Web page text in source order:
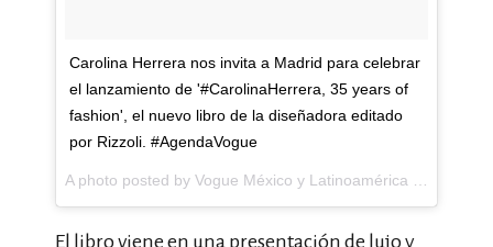
Carolina Herrera nos invita a Madrid para celebrar
el lanzamiento de '#CarolinaHerrera, 35 years of
fashion', el nuevo libro de la diseñadora editado
por Rizzoli. #AgendaVogue
El libro viene en una presentación de lujo y